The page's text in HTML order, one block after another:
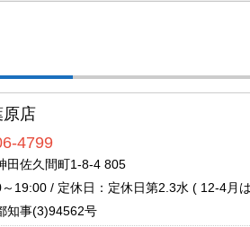
原店
4799
田佐久間町1-8-4 805
19:00 / 定休日：定休日第2.3水 ( 12-4月
知事(3)94562号